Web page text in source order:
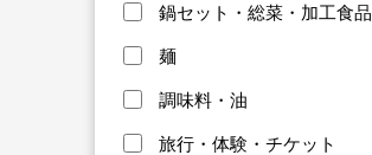
鍋セット・総菜・加工食品
麺
調味料・油
旅行・体験・チケット